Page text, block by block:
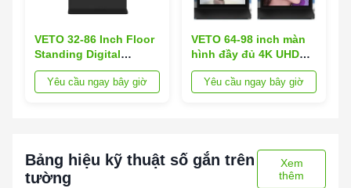
VETO 32-86 Inch Floor
Standing Digital
Signage với độ phân
giải 4K Android OS và
Yêu cầu ngay bây giờ
VETO 64-98 inch màn
hình đầy đủ 4K UHD
màn hình cảm ứng
hồng ngoại sàn Đứng
Yêu cầu ngay bây giờ
Bảng hiệu kỹ thuật số gắn trên
tường
Xem
thêm